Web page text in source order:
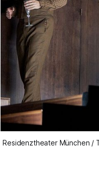
Residenztheater München /